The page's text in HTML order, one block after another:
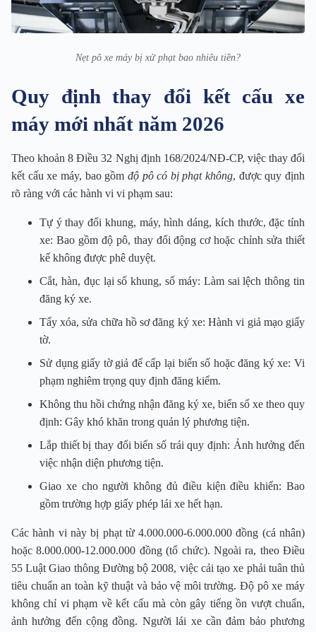
Nẹt pô xe máy bị xử phạt bao nhiêu tiền?
Quy định thay đổi kết cấu xe
máy mới nhất năm 2026
Theo khoản 8 Điều 32 Nghị định 168/2024/NĐ-CP, việc thay đổi
kết cấu xe máy, bao gồm độ pô có bị phạt không, được quy định
rõ ràng với các hành vi vi phạm sau:
Tự ý thay đổi khung, máy, hình dáng, kích thước, đặc tính
xe: Bao gồm độ pô, thay đổi động cơ hoặc chỉnh sửa thiết
kế không được phê duyệt.
Cắt, hàn, đục lại số khung, số máy: Làm sai lệch thông tin
đăng ký xe.
Tẩy xóa, sửa chữa hồ sơ đăng ký xe: Hành vi giả mạo giấy
tờ.
Sử dụng giấy tờ giả để cấp lại biển số hoặc đăng ký xe: Vi
phạm nghiêm trọng quy định đăng kiểm.
Không thu hồi chứng nhận đăng ký xe, biển số xe theo quy
định: Gây khó khăn trong quản lý phương tiện.
Lắp thiết bị thay đổi biển số trái quy định: Ảnh hưởng đến
việc nhận diện phương tiện.
Giao xe cho người không đủ điều kiện điều khiển: Bao
gồm trường hợp giấy phép lái xe hết hạn.
Các hành vi này bị phạt từ 4.000.000-6.000.000 đồng (cá nhân)
hoặc 8.000.000-12.000.000 đồng (tổ chức). Ngoài ra, theo Điều
55 Luật Giao thông Đường bộ 2008, việc cải tạo xe phải tuân thủ
tiêu chuẩn an toàn kỹ thuật và bảo vệ môi trường. Độ pô xe máy
không chỉ vi phạm về kết cấu mà còn gây tiếng ồn vượt chuẩn,
ảnh hưởng đến cộng đồng. Người lái xe cần đảm bảo phương